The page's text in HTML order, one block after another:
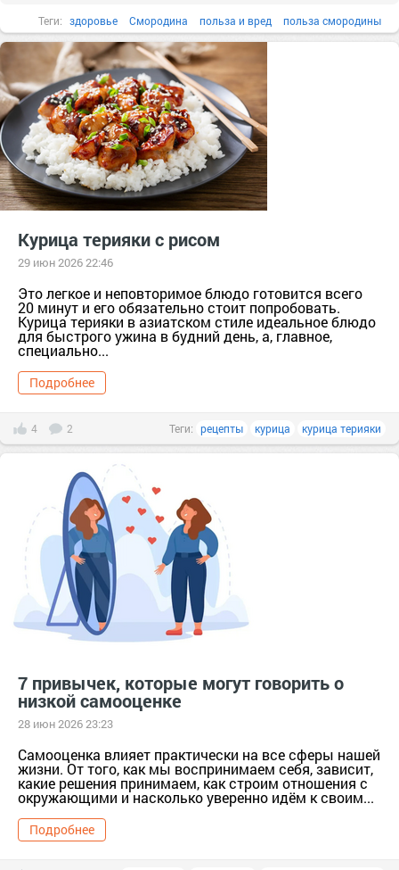
Теги: здоровье Смородина польза и вред польза смородины
Курица терияки с рисом
29 июн 2026 22:46
Это легкое и неповторимое блюдо готовится всего
20 минут и его обязательно стоит попробовать.
Курица терияки в азиатском стиле идеальное блюдо
для быстрого ужина в будний день, а, главное,
специально...
Подробнее
4 2 Теги: рецепты курица курица терияки
7 привычек, которые могут говорить о
низкой самооценке
28 июн 2026 23:23
Самооценка влияет практически на все сферы нашей
жизни. От того, как мы воспринимаем себя, зависит,
какие решения принимаем, как строим отношения с
окружающими и насколько уверенно идём к своим...
Подробнее